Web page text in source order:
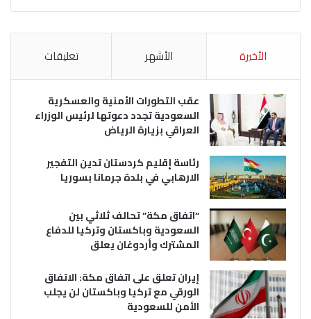
الأخيرة الأشهر تعليقات
عقب التطورات الأمنية والعسكرية
السعودية تجدد دعوتها لرئيس الوزراء
العراقي بزيارة الرياض
رئاسة إقليم كردستان تدين التفجير
الارهابي في بلدة جرمانا بسوريا
“اتفاق مكة” تحالف ثلاثي بين
السعودية وباكستان وتركيا للدفاع
المشترك وأردوغان يعلق
إيران تعلق على اتفاق مكة: الاتفاق
الورقي مع تركيا وباكستان لن يجلب
الأمن للسعودية